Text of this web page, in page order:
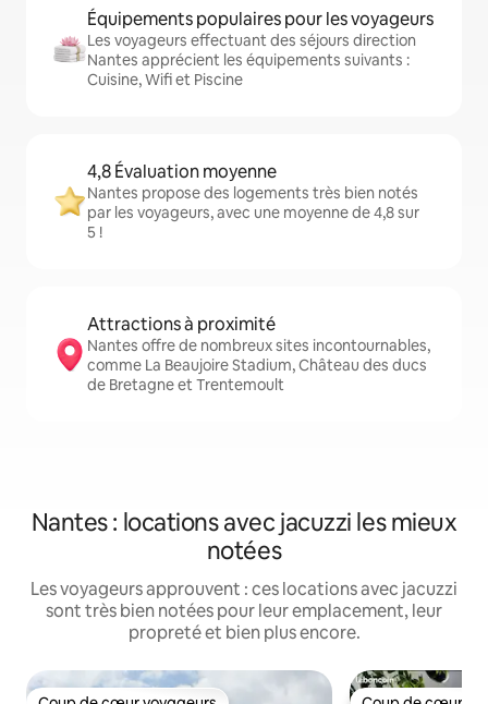
Équipements populaires pour les voyageurs
Les voyageurs effectuant des séjours direction
Nantes apprécient les équipements suivants :
Cuisine, Wifi et Piscine
4,8 Évaluation moyenne
Nantes propose des logements très bien notés
par les voyageurs, avec une moyenne de 4,8 sur
5 !
Attractions à proximité
Nantes offre de nombreux sites incontournables,
comme La Beaujoire Stadium, Château des ducs
de Bretagne et Trentemoult
Nantes : locations avec jacuzzi les mieux
notées
Les voyageurs approuvent : ces locations avec jacuzzi
sont très bien notées pour leur emplacement, leur
propreté et bien plus encore.